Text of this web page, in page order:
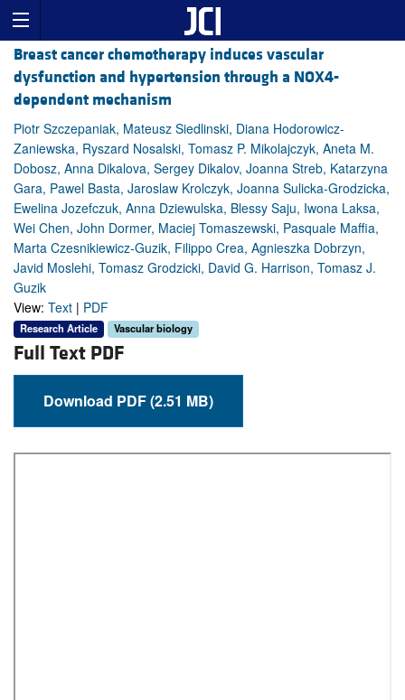
Breast cancer chemotherapy induces vascular
dysfunction and hypertension through a NOX4-
dependent mechanism
Piotr Szczepaniak, Mateusz Siedlinski, Diana Hodorowicz-
Zaniewska, Ryszard Nosalski, Tomasz P. Mikolajczyk, Aneta M.
Dobosz, Anna Dikalova, Sergey Dikalov, Joanna Streb, Katarzyna
Gara, Pawel Basta, Jaroslaw Krolczyk, Joanna Sulicka-Grodzicka,
Ewelina Jozefczuk, Anna Dziewulska, Blessy Saju, Iwona Laksa,
Wei Chen, John Dormer, Maciej Tomaszewski, Pasquale Maffia,
Marta Czesnikiewicz-Guzik, Filippo Crea, Agnieszka Dobrzyn,
Javid Moslehi, Tomasz Grodzicki, David G. Harrison, Tomasz J.
Guzik
View: Text | PDF
Research Article Vascular biology
Full Text PDF
Download PDF (2.51 MB)